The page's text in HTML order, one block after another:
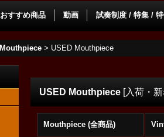
おすすめ商品 動画 試奏制度 / 特集 /
Mouthpiece > USED Mouthpiece
USED Mouthpiece [入荷・
Mouthpiece (全商品)